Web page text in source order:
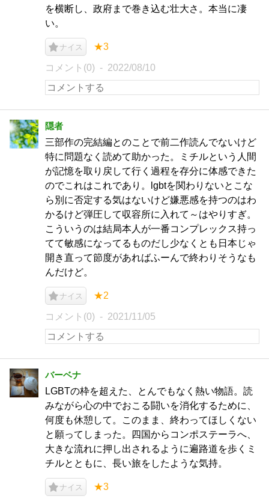
を横断し、政府まで巻き込む壮大さ。本当に凄
い。
ナイス ★3
コメント(0) 2022/08/10
隠者
三部作の完結編とのことで前二作読んでないけど
特に問題なく読めて助かった。ミチルという人間
が記憶を取り戻して行く過程を存分に体感できた
のでこれはこれであり。lgbtを関わりないとこな
ら別に否定する気はないけど嫌悪感を持つのはわ
かるけど弾圧して収容所に入れて～はやりすぎ。
こういうのは結局本人が一番コンプレックス持っ
てて敏感になってるものだし少なくとも日本じゃ
開き直って節度があればふーんで終わりそうなも
んだけど。
ナイス ★2
コメント(0) 2021/11/05
バーベナ
LGBTの枠を超えた、とんでもなく熱い物語。読
みながら心の中でおこる闘いを消化するために、
何度も休憩して。このまま、終わってほしくない
と願ってしまった。四国からコンポステーラへ、
大きな流れに押し出されるように遍路道を歩くミ
チルとともに、長い旅をしたような気持。
ナイス ★3